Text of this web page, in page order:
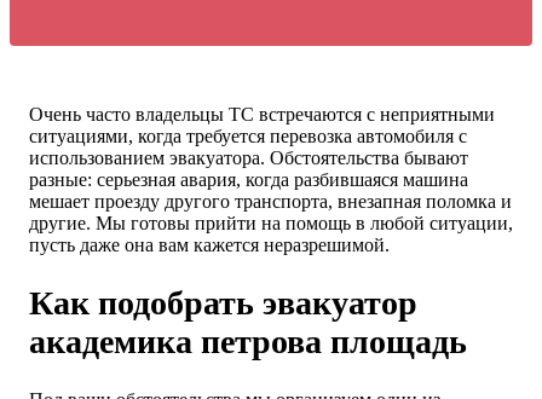
Очень часто владельцы ТС встречаются с неприятными
ситуациями, когда требуется перевозка автомобиля с
использованием эвакуатора. Обстоятельства бывают
разные: серьезная авария, когда разбившаяся машина
мешает проезду другого транспорта, внезапная поломка и
другие. Мы готовы прийти на помощь в любой ситуации,
пусть даже она вам кажется неразрешимой.
Как подобрать эвакуатор
академика петрова площадь